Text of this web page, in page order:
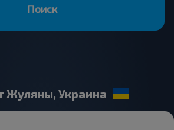
Поиск
Жуляны, Украина